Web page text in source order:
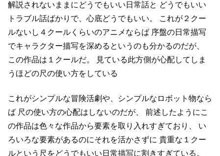
解説されないままにどうでもいい日常話と どうでもいい
トラブル話ばかりで、心底どうでもいい。
これが２クー
ルないし４クールくらいのアニメならば 序盤の日常描写
でキャラクター描写を深めるというのも分かるのだが、
この作品は１クールだ。
見ている此方側が心配してしま
うほどの尺の使い方をしている
これがシンプルな冒険活劇や、シンプルなロボット物なら
ば 尺の使い方の心配はしないのだが、
前述したようにこ
の作品は色々な作品から要素を取り入れすぎており、
い
ろいろな要素があるのにそれを活かさずに 貴重な１クー
ルという尺をどうでもいい日常描写に割きすぎている。